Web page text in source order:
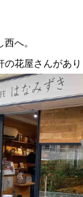
へ。
花屋さんがあり